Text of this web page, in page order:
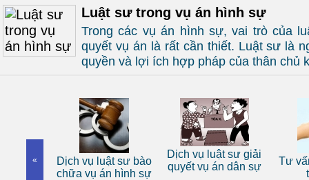
Luật sư trong vụ án hình sự
Trong các vụ án hình sự, vai trò của
quyết vụ án là rất cần thiết. Luật sư là
quyền và lợi ích hợp pháp của thân chủ
«
Dịch vụ luật sư bào
chữa vụ án hình sự
Dịch vụ luật sư giải
quyết vụ án dân sự
Tư